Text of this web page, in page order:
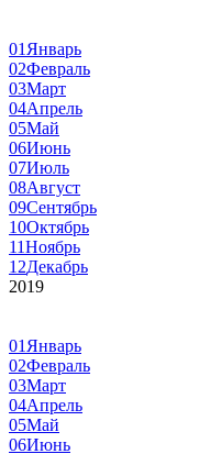
01 Январь
02Февраль
03Март
04Апрель
05Май
06Июнь
07Июль
08Август
09Сентябрь
10Октябрь
11Ноябрь
12Декабрь
2019
01 Январь
02Февраль
03Март
04Апрель
05Май
06Июнь